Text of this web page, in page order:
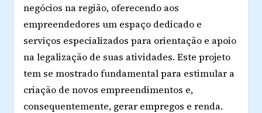
negócios na região, oferecendo aos
empreendedores um espaço dedicado e
serviços especializados para orientação e apoio
na legalização de suas atividades. Este projeto
tem se mostrado fundamental para estimular a
criação de novos empreendimentos e,
consequentemente, gerar empregos e renda.